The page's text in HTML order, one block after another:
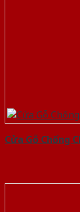
Cửa Gỗ Chống